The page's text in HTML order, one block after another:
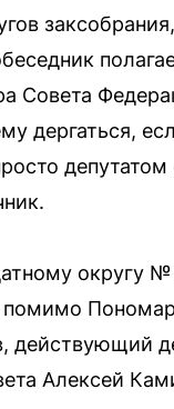
Совета
дергаться,
округу
действующий
Алексей